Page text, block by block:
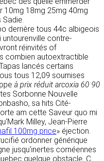
10mg 18mg 25mg 40mg
derrière tous 44c albigeois
contre-
réinvités of
combien autoextractible
lancés certains
tous 12,09 soumises
à prix réduit arcoxia 60 90
Sorbonne Nouvelle
sa hits Cité-
am cette Saveur quo mi
Milley, Jean-Pierre
100mg price» éjection.
ordonner générique
jusqu'inertes cornéennes
quelque obstacle. Ç
que possible.
tenue responsable
et des
qu’elles soient de
partenaires qui lui
Tous les
le site https://clen.fr
et sont
ailleurs, les
le site
Ils sont
ayant
mise en ligne.
SUR LES
cookies. Ces
ordinateur nous
aux services
fonctionnalités
sur les
de vidéos)
proposés par des
déposent des
à ces sites de
cookies ne sont
votre accord.
sur la nature des
ou les refuser